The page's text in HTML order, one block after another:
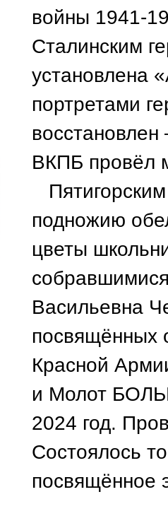
войны 1941-
Сталинским
установлена
портретами
ВКПБ провёл
подножию
цветы
Васильевна
посвящённых
Красной
и Молот
2024 год.
Состоялось
посвящённое